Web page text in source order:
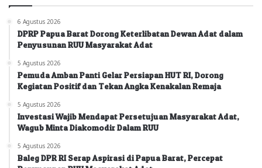
6 Agustus 2026
DPRP Papua Barat Dorong Keterlibatan Dewan Adat dalam
Penyusunan RUU Masyarakat Adat
5 Agustus 2026
Pemuda Amban Panti Gelar Persiapan HUT RI, Dorong
Kegiatan Positif dan Tekan Angka Kenakalan Remaja
5 Agustus 2026
Investasi Wajib Mendapat Persetujuan Masyarakat Adat,
Wagub Minta Diakomodir Dalam RUU
5 Agustus 2026
Baleg DPR RI Serap Aspirasi di Papua Barat, Percepat